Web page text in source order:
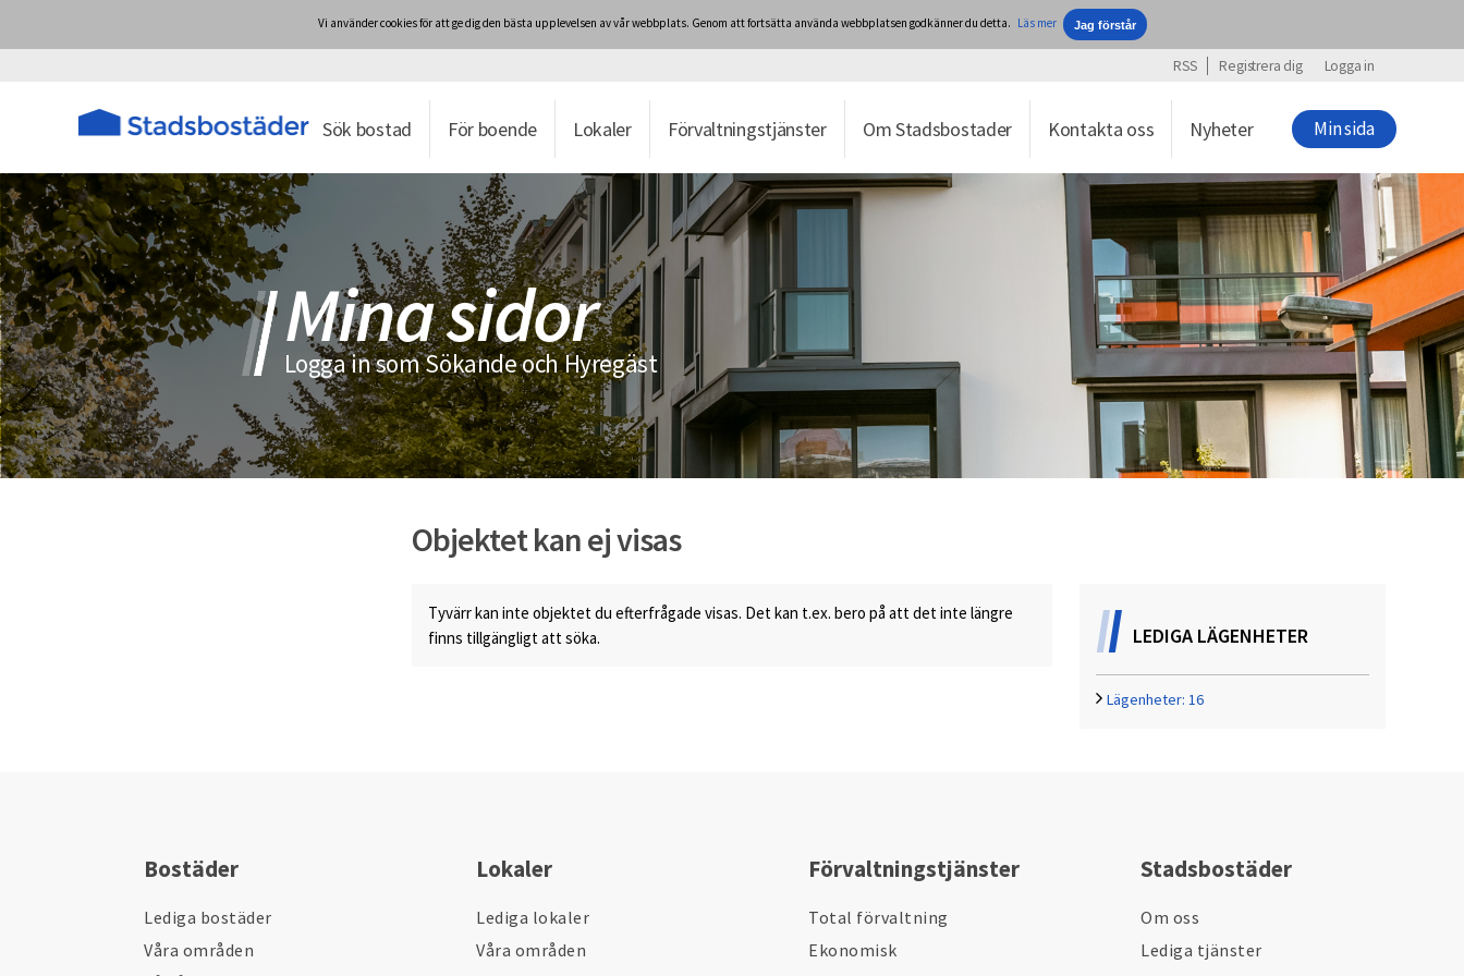
Vi använder cookies för att ge dig den bästa upplevelsen av vår webbplats. Genom att fortsätta använda webbplatsen godkänner du detta. Läs mer
Logga in
Registrera dig
RSS
Sök bostad För boende Lokaler Förvaltningstjänster Om Stadsbostader Kontakta oss Nyheter Min sida
Mina sidor
Logga in som Sökande och Hyregäst
Objektet kan ej visas
Tyvärr kan inte objektet du efterfrågade visas. Det kan t.ex. bero på att det inte längre
finns tillgängligt att söka.
LEDIGA LÄGENHETER
Lägenheter:16
Bostäder
Lediga bostäder
Våra områden
Lokaler
Lediga lokaler
Våra områden
Förvaltningstjänster
Total förvaltning
Ekonomisk
Stadsbostäder
Om oss
Lediga tjänster